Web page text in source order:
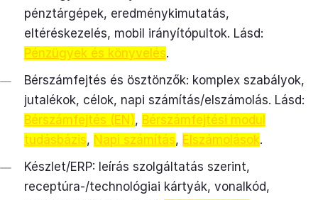
pénztárgépek, eredménykimutatás,
eltéréskezelés, mobil irányítópultok. Lásd:
Pénzügyek és könyvelés.
Bérszámfejtés és ösztönzők: komplex szabályok,
jutalékok, célok, napi számítás/elszámolás. Lásd:
Bérszámfejtés (EN), Bérszámfejtési modul
tudásbázis, Napi számítás, Elszámolások.
Készlet/ERP: leírás szolgáltatás szerint,
receptúra-/technológiai kártyák, vonalkód,